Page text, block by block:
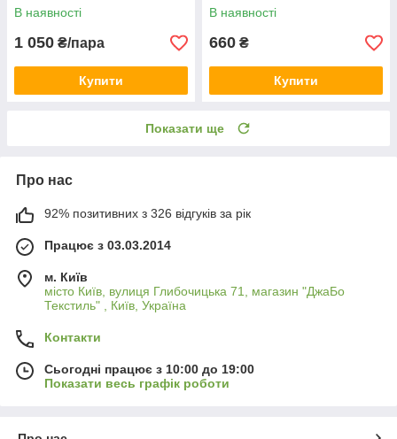
В наявності
1 050 ₴/пара
Купити
В наявності
660 ₴
Купити
Показати ще
Про нас
92% позитивних з 326 відгуків за рік
Працює з 03.03.2014
м. Київ
місто Київ, вулиця Глибочицька 71, магазин "ДжаБо
Текстиль" , Київ, Україна
Контакти
Сьогодні працює з 10:00 до 19:00
Показати весь графік роботи